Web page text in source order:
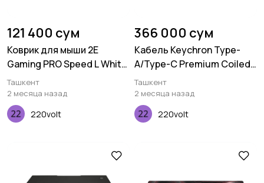
121 400 сум
Коврик для мыши 2E
Gaming PRO Speed L White
(450*400*3 мм)
Ташкент
2 месяца назад
220volt
366 000 сум
Кабель Keychron Type-
A/Type-C Premium Coiled
Aviator, Cable-Angled, Red
Ташкент
2 месяца назад
220volt